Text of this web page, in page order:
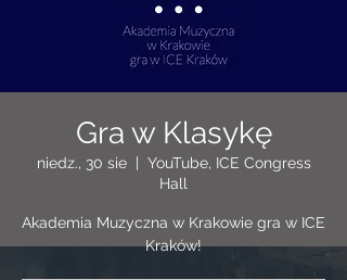
Gra w Klasykę
niedz., 30 sie
  |
YouTube, ICE Congress
Hall
Akademia Muzyczna w Krakowie gra w ICE
Kraków!